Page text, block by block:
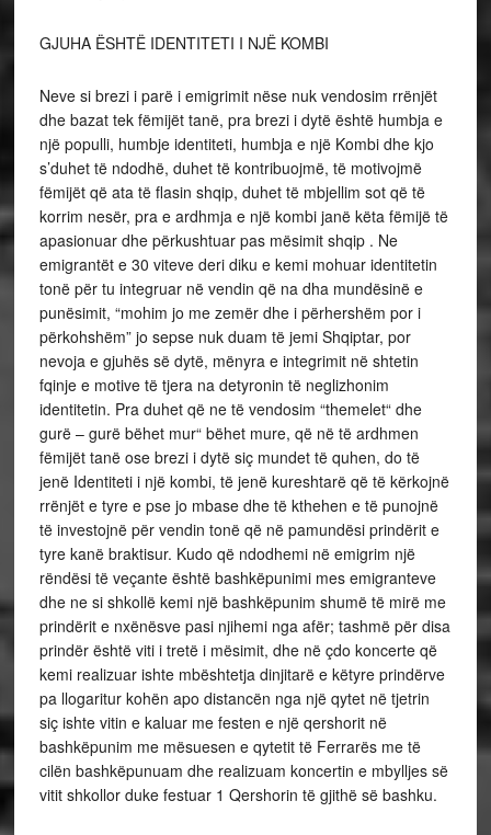
GJUHA ËSHTË IDENTITETI I NJË KOMBI
Neve si brezi i parë i emigrimit nëse nuk vendosim rrënjët
dhe bazat tek fëmijët tanë, pra brezi i dytë është humbja e
një populli, humbje identiteti, humbja e një Kombi dhe kjo
s’duhet të ndodhë, duhet të kontribuojmë, të motivojmë
fëmijët që ata të flasin shqip, duhet të mbjellim sot që të
korrim nesër, pra e ardhmja e një kombi janë këta fëmijë të
apasionuar dhe përkushtuar pas mësimit shqip . Ne
emigrantët e 30 viteve deri diku e kemi mohuar identitetin
tonë për tu integruar në vendin që na dha mundësinë e
punësimit, “mohim jo me zemër dhe i përhershëm por i
përkohshëm” jo sepse nuk duam të jemi Shqiptar, por
nevoja e gjuhës së dytë, mënyra e integrimit në shtetin
fqinje e motive të tjera na detyronin të neglizhonim
identitetin. Pra duhet që ne të vendosim “themelet“ dhe
gurë – gurë bëhet mur“ bëhet mure, që në të ardhmen
fëmijët tanë ose brezi i dytë siç mundet të quhen, do të
jenë Identiteti i një kombi, të jenë kureshtarë që të kërkojnë
rrënjët e tyre e pse jo mbase dhe të kthehen e të punojnë
të investojnë për vendin tonë që në pamundësi prindërit e
tyre kanë braktisur. Kudo që ndodhemi në emigrim një
rëndësi të veçante është bashkëpunimi mes emigranteve
dhe ne si shkollë kemi një bashkëpunim shumë të mirë me
prindërit e nxënësve pasi njihemi nga afër; tashmë për disa
prindër është viti i tretë i mësimit, dhe në çdo koncerte që
kemi realizuar ishte mbështetja dinjitarë e këtyre prindërve
pa llogaritur kohën apo distancën nga një qytet në tjetrin
siç ishte vitin e kaluar me festen e një qershorit në
bashkëpunim me mësuesen e qytetit të Ferrarës me të
cilën bashkëpunuam dhe realizuam koncertin e mbylljes së
vitit shkollor duke festuar 1 Qershorin të gjithë së bashku.